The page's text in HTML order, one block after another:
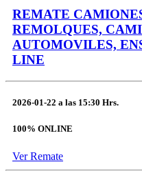
REMATE
REMOLQUES,
AUTOMOVILES,
LINE
2026-01-22 a las 15:30 Hrs.
100% ONLINE
Ver Remate